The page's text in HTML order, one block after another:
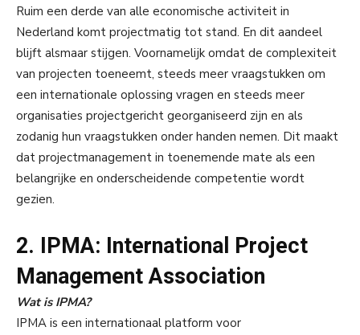
Ruim een derde van alle economische activiteit in
Nederland komt projectmatig tot stand. En dit aandeel
blijft alsmaar stijgen. Voornamelijk omdat de complexiteit
van projecten toeneemt, steeds meer vraagstukken om
een internationale oplossing vragen en steeds meer
organisaties projectgericht georganiseerd zijn en als
zodanig hun vraagstukken onder handen nemen. Dit maakt
dat projectmanagement in toenemende mate als een
belangrijke en onderscheidende competentie wordt
gezien.
2. IPMA: International Project
Management Association
Wat is IPMA?
IPMA is een internationaal platform voor